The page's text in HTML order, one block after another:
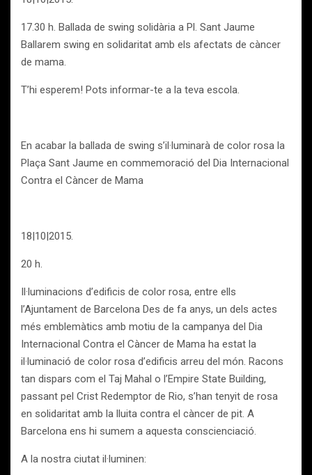
17.30 h. Ballada de swing solidària a Pl. Sant Jaume
Ballarem swing en solidaritat amb els afectats de càncer
de mama.
T’hi esperem! Pots informar-te a la teva escola.
En acabar la ballada de swing s’il·luminarà de color rosa la
Plaça Sant Jaume en commemoració del Dia Internacional
Contra el Càncer de Mama
18|10|2015.
20 h.
Il·luminacions d’edificis de color rosa, entre ells
l’Ajuntament de Barcelona Des de fa anys, un dels actes
més emblemàtics amb motiu de la campanya del Dia
Internacional Contra el Càncer de Mama ha estat la
il·luminació de color rosa d’edificis arreu del món. Racons
tan dispars com el Taj Mahal o l’Empire State Building,
passant pel Crist Redemptor de Rio, s’han tenyit de rosa
en solidaritat amb la lluita contra el càncer de pit. A
Barcelona ens hi sumem a aquesta conscienciació.
A la nostra ciutat il·luminen: